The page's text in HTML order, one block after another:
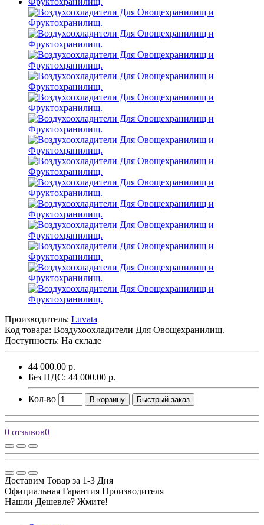
Производитель: Luvata
Код товара: Воздухоохладители Для Овощехранилищ.
Доступность: На складе
44 000.00 р.
Без НДС: 44 000.00 р.
Кол-во В корзину Быстрый заказ
0 отзывов0
Доставим Товар за 1-3 Дня
Официальная Гарантия Производителя
Нашли Дешевле? Жмите!